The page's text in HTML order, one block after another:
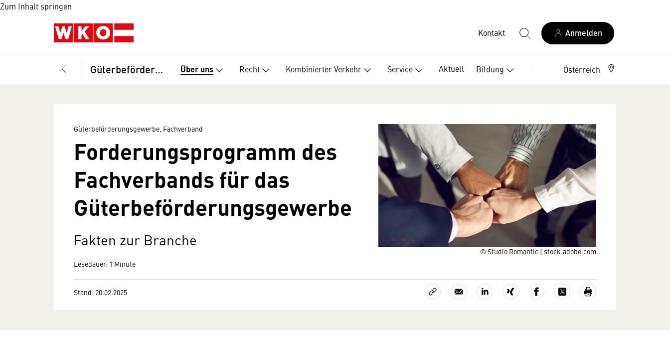
Zum Inhalt springen
Kontakt Anmelden
Güterbeförderungsgewerbe, Fachverband Über uns Recht Kombinierter Verkehr Service Aktuell Bildung BerufszweigeÖsterreich
© Studio Romantic | stock.adobe.com
Güterbeförderungsgewerbe, Fachverband
Forderungsprogramm des
Fachverbands für das
Güterbeförderungsgewerbe
Fakten zur Branche
Lesedauer: 1 Minute
Stand: 20.02.2025